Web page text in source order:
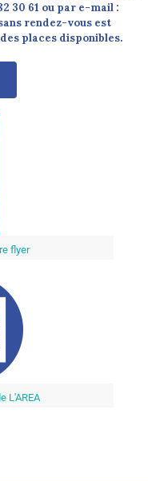
30 61 ou par e-mail :
rendez-vous est
places disponibles.
flyer
L'AREA